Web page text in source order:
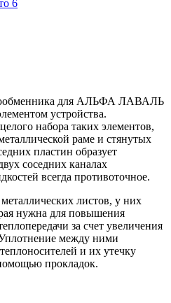
для АЛЬФА ЛАВАЛЬ
устройства.
набора таких элементов,
раме и стянутых
пластин образует
соседних каналах
всегда противоточное.
листов, у них
нужна для повышения
за счет увеличения
между ними
и их утечку
прокладок.